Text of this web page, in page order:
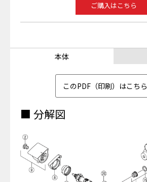
ご購入はこちら
本体
このPDF（印刷）はこちら
■ 分解図